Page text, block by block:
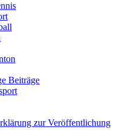
Beiträge
zur Veröffentlichung